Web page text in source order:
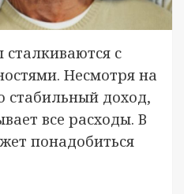
с
Несмотря на
стабильный доход,
все расходы. В
понадобиться